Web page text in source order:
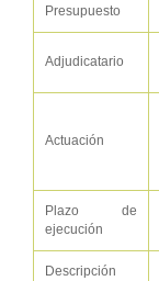
Presupuesto
Adjudicatario
Actuación
Plazo de
ejecución
Descripción